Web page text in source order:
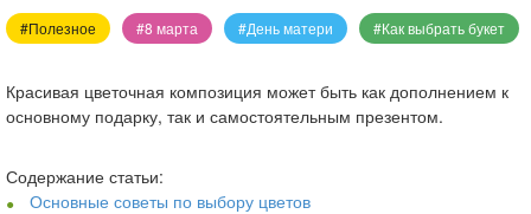
#Полезное #8 марта #День матери #Как выбрать букет
Красивая цветочная композиция может быть как дополнением к
основному подарку, так и самостоятельным презентом.
Содержание статьи:
Основные советы по выбору цветов